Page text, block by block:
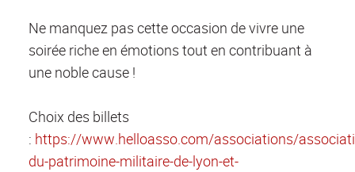
Ne manquez pas cette occasion de vivre une
soirée riche en émotions tout en contribuant à
une noble cause !
Choix des billets
: https://www.helloasso.com/associations/
du-patrimoine-militaire-de-lyon-et-